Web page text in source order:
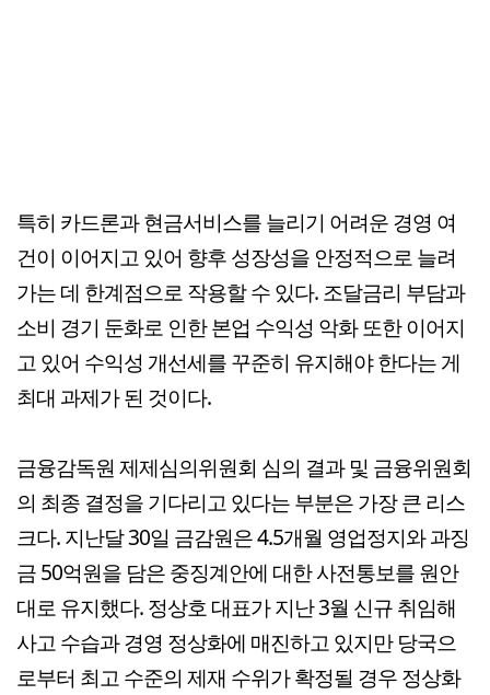
특히 카드론과 현금서비스를 늘리기 어려운 경영 여
건이 이어지고 있어 향후 성장성을 안정적으로 늘려
가는 데 한계점으로 작용할 수 있다. 조달금리 부담과
소비 경기 둔화로 인한 본업 수익성 악화 또한 이어지
고 있어 수익성 개선세를 꾸준히 유지해야 한다는 게
최대 과제가 된 것이다.
금융감독원 제제심의위원회 심의 결과 및 금융위원회
의 최종 결정을 기다리고 있다는 부분은 가장 큰 리스
크다. 지난달 30일 금감원은 4.5개월 영업정지와 과징
금 50억원을 담은 중징계안에 대한 사전통보를 원안
대로 유지했다. 정상호 대표가 지난 3월 신규 취임해
사고 수습과 경영 정상화에 매진하고 있지만 당국으
로부터 최고 수준의 제재 수위가 확정될 경우 정상화